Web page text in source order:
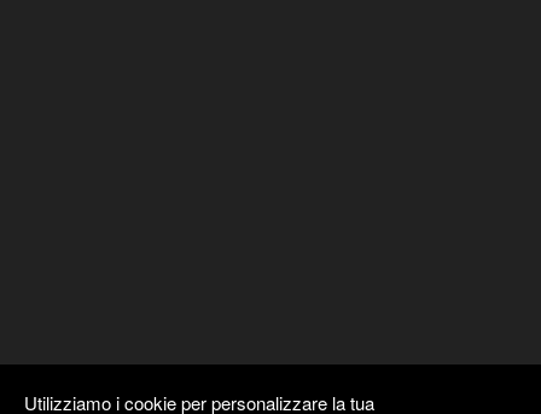
Utilizziamo i cookie per personalizzare la tua